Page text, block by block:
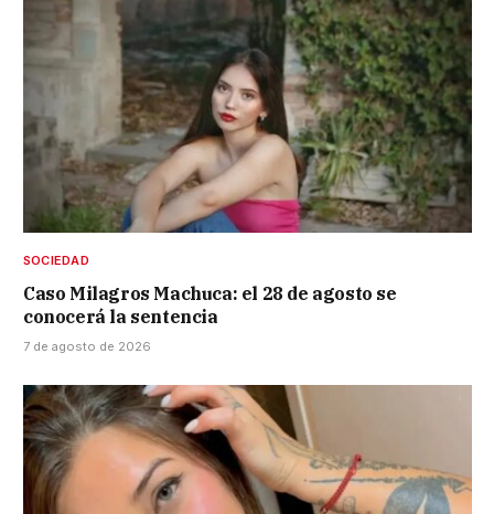
SOCIEDAD
Caso Milagros Machuca: el 28 de agosto se
conocerá la sentencia
7 de agosto de 2026